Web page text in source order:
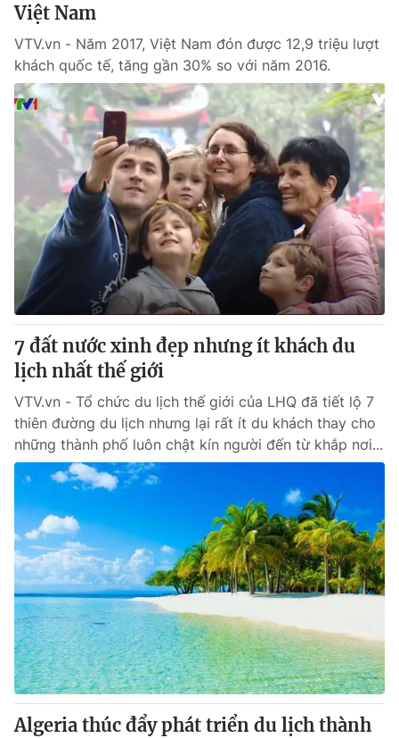
Việt Nam
VTV.vn - Năm 2017, Việt Nam đón được 12,9 triệu lượt
khách quốc tế, tăng gần 30% so với năm 2016.
7 đất nước xinh đẹp nhưng ít khách du
lịch nhất thế giới
VTV.vn - Tổ chức du lịch thế giới của LHQ đã tiết lộ 7
thiên đường du lịch nhưng lại rất ít du khách thay cho
những thành phố luôn chật kín người đến từ khắp nơi...
Algeria thúc đẩy phát triển du lịch thành